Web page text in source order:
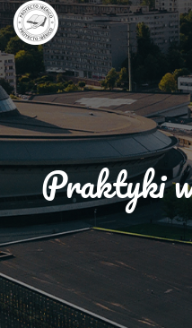
Praktyki